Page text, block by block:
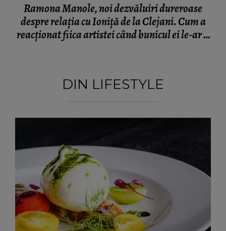
Ramona Manole, noi dezvăluiri dureroase
despre relația cu Ioniță de la Clejani. Cum a
reacționat fiica artistei când bunicul ei le-ar fi
DIN LIFESTYLE